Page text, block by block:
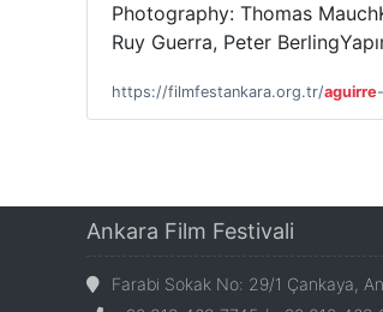
Photography: Thomas
Ruy Guerra, Peter
https://filmfestankara.org.tr/aguirre
Ankara Film Festivali
Farabi Sokak No: 29/1 Çankaya,